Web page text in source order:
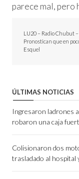
parece mal, pero
LU20 – Radio Chubut
Pronostican que en
Esquel
ÚLTIMAS NOTICIAS
Ingresaron ladrones
robaron una caja
Colisionaron dos
trasladado al hospital